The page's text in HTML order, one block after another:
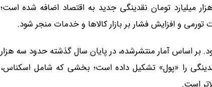
به بیان دیگر، طی یک سال بیش از پنج هزار و ۴۰۰ هزار میلیارد تومان نقدینگی جدید به اقتصاد اضافه شده است؛
و افزایش فشار بر بازار کالاها و خدمات منجر شود.
اساس آمار منتشرشده، در پایان سال گذشته حدود سه هزار
معادل ۲۵.۶ درصد از کل نقدینگی را «پول» تشکیل داده است؛ بخشی که شامل اسکناس،
است.